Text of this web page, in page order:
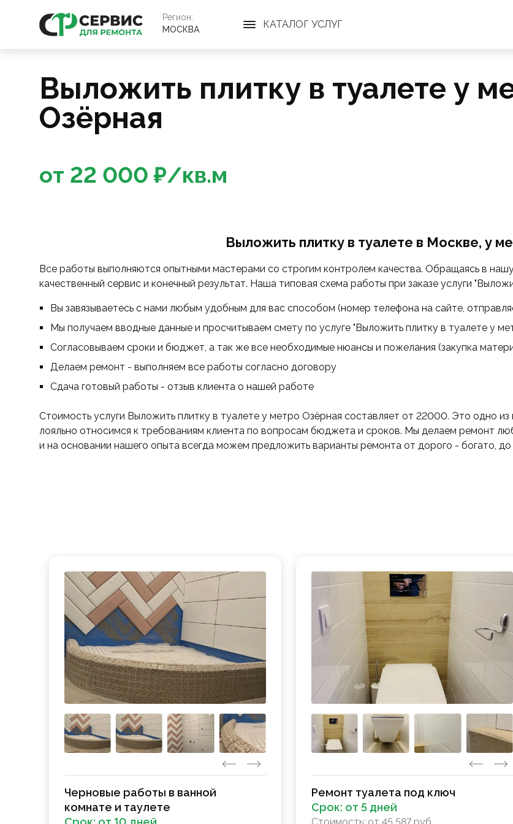
Регион:
МОСКВА
КАТАЛОГ УСЛУГ
Выложить плитку в туалете у
Озёрная
от 22 000 ₽/кв.м
Выложить плитку в туалете в Москве, у
Все работы выполняются опытными мастерами со строгим контролем качества. Обращаясь в
качественный сервис и конечный результат. Наша типовая схема работы при заказе услуги
Вы завязываетесь с нами любым удобным для вас способом (номер телефона на сайте,
Мы получаем вводные данные и просчитываем смету по услуге "Выложить плитку в туалете у
Согласовываем сроки и бюджет, а так же все необходимые нюансы и пожелания (закупка
Делаем ремонт - выполняем все работы согласно договору
Сдача готовый работы - отзыв клиента о нашей работе
Стоимость услуги Выложить плитку в туалете у метро Озёрная составляет от 22000. Это одно
лояльно относимся к требованиям клиента по вопросам бюджета и сроков. Мы делаем ремонт
и на основании нашего опыта всегда можем предложить варианты ремонта от дорого - богато,
Черновые работы в ванной
комнате и таулете
Ремонт туалета под ключ
Срок: от 5 дней